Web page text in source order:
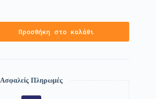
Προσθήκη στο καλάθι
Ασφαλείς Πληρωμές